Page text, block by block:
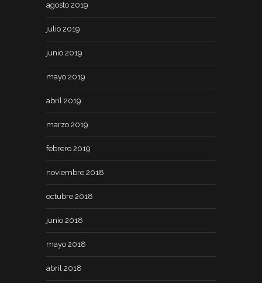
agosto 2019
julio 2019
junio 2019
mayo 2019
abril 2019
marzo 2019
febrero 2019
noviembre 2018
octubre 2018
junio 2018
mayo 2018
abril 2018